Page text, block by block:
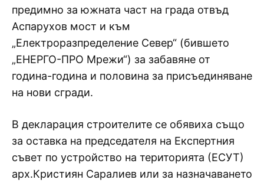
предимно за южната част на града отвъд
Аспарухов мост и към
„Електроразпределение Север“ (бившето
„ЕНЕРГО-ПРО Мрежи“) за забавяне от
година-година и половина за присъединяване
на нови сгради.
В декларация строителите се обявиха също
за оставка на председателя на Експертния
съвет по устройство на територията (ЕСУТ)
арх.Кристиян Саралиев или за назначаването